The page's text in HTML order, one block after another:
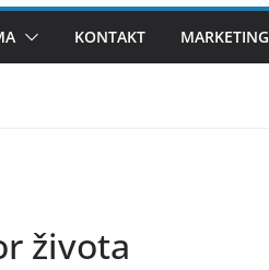
KONTAKT MARKETING
života